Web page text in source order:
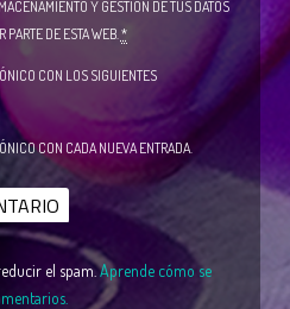
Y GESTIÓN DE TUS DATOS
PARTE DE ESTA WEB.*
CON LOS SIGUIENTES
CON CADA NUEVA ENTRADA.
el spam.Aprende cómo se